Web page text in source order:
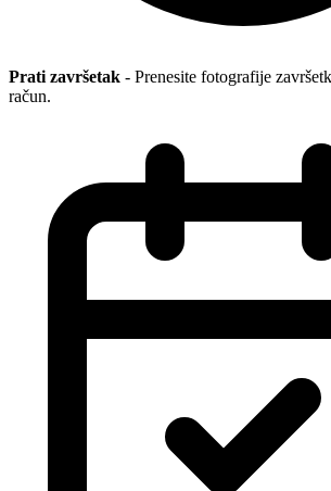
Prati završetak - Prenesite fotografije
račun.